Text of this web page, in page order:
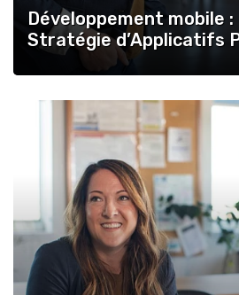
Développement mobile :
Stratégie d’Applicatifs